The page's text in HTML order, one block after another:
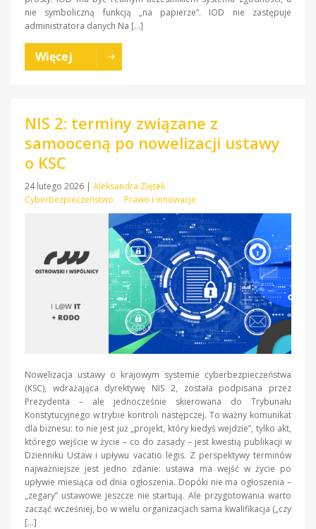
nie symboliczną funkcją „na papierze”. IOD nie zastępuje
administratora danych Na […]
Więcej
NIS 2: terminy związane z
samooceną po nowelizacji ustawy
o KSC
24 lutego 2026 | Aleksandra Ziętek
Cyberbezpieczeństwo
Prawo i innowacje
Nowelizacja ustawy o krajowym systemie cyberbezpieczeństwa
(KSC), wdrażająca dyrektywę NIS 2, została podpisana przez
Prezydenta – ale jednocześnie skierowana do Trybunału
Konstytucyjnego w trybie kontroli następczej. To ważny komunikat
dla biznesu: to nie jest już „projekt, który kiedyś wejdzie”, tylko akt,
którego wejście w życie – co do zasady – jest kwestią publikacji w
Dzienniku Ustaw i upływu vacatio legis. Z perspektywy terminów
najważniejsze jest jedno zdanie: ustawa ma wejść w życie po
upływie miesiąca od dnia ogłoszenia. Dopóki nie ma ogłoszenia –
„zegary” ustawowe jeszcze nie startują. Ale przygotowania warto
zacząć wcześniej, bo w wielu organizacjach sama kwalifikacja („czy
[…]